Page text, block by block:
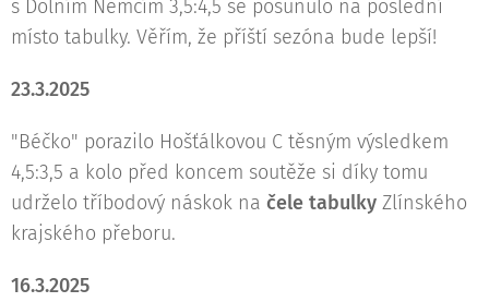
s Dolním Němčím 3,5:4,5 se posunulo na poslední
místo tabulky. Věřím, že příští sezóna bude lepší!
23.3.2025
"Béčko" porazilo Hošťálkovou C těsným výsledkem
4,5:3,5 a kolo před koncem soutěže si díky tomu
udrželo tříbodový náskok na čele tabulky Zlínského
krajského přeboru.
16.3.2025